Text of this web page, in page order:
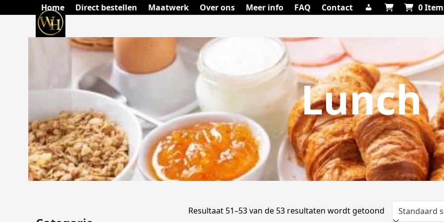
to
Home Direct bestellen Maatwerk Over ons Meer info FAQ Contact 0
Lunch
Resultaat 51–53 van de 53 resultaten wordt getoond